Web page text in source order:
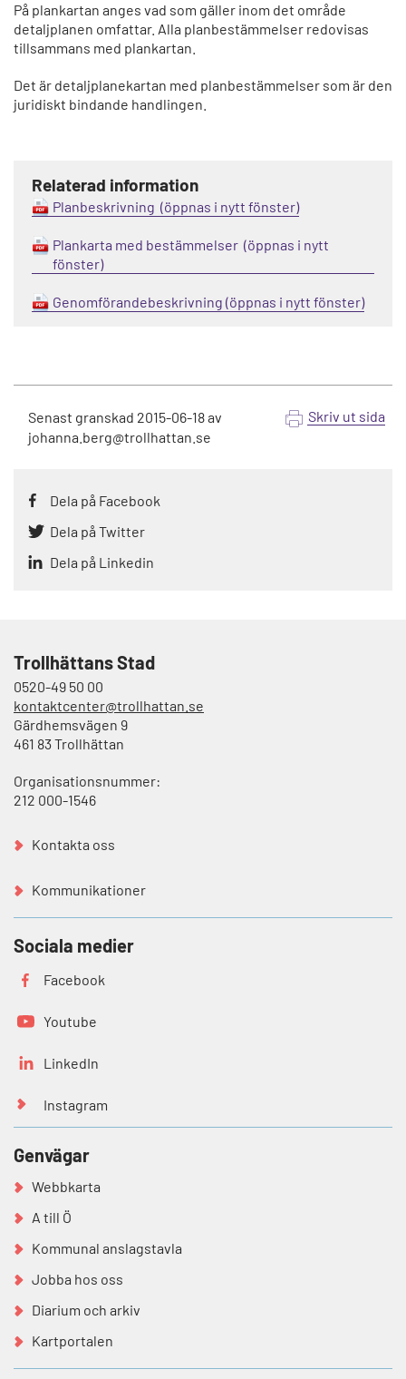
På plankartan anges vad som gäller inom det område
detaljplanen omfattar. Alla planbestämmelser redovisas
tillsammans med plankartan.
Det är detaljplanekartan med planbestämmelser som är den
juridiskt bindande handlingen.
Relaterad information
Planbeskrivning
Plankarta med bestämmelser
Genomförandebeskrivning
Senast granskad 2015-06-18av
johanna.berg@trollhattan.se
Skriv ut sida
Dela på Facebook
Dela på Twitter
Dela på Linkedin
Trollhättans Stad
0520-49 50 00
kontaktcenter@trollhattan.se
Gärdhemsvägen 9
461 83 Trollhättan
Organisationsnummer:
212 000-1546
Kontakta oss
Kommunikationer
Sociala medier
Facebook
Youtube
LinkedIn
Instagram
Genvägar
Webbkarta
A till Ö
Kommunal anslagstavla
Jobba hos oss
Diarium och arkiv
Kartportalen